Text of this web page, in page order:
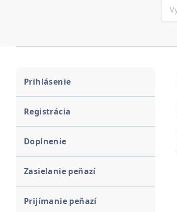
Prihlásenie
Registrácia
Doplnenie
Zasielanie peňazí
Prijímanie peňazí